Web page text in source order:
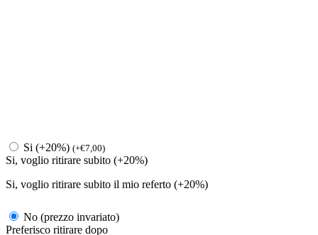
Si (+20%) (+€7,00)
Si, voglio ritirare subito (+20%)
Si, voglio ritirare subito il mio referto (+20%)
No (prezzo invariato)
Preferisco ritirare dopo